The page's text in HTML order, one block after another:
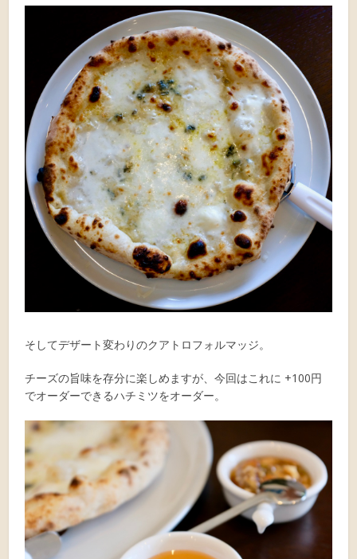
そしてデザート変わりのクアトロフォルマッジ。
チーズの旨味を存分に楽しめますが、今回はこれに +100円
でオーダーできるハチミツをオーダー。